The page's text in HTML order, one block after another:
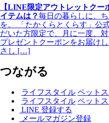
【LINE限定アウトレットクー
イテムは？毎日の暮らしに、
を。 「たかくらとくらす」公
だいた方限定で、月に一度、
プレゼントクーポンをお届け
さし […]
つながる
ライフスタイル ペット
ライフスタイル ペット
LINE 登録する
メールマガジン登録